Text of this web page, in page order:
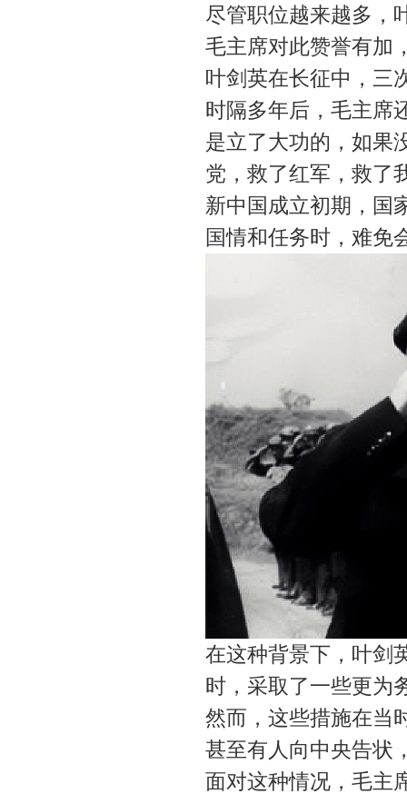
尽管职位越来越多，
毛主席对此赞誉有加
叶剑英在长征中，三
时隔多年后，毛主席
是立了大功的，如果
党，救了红军，救了
新中国成立初期，国
国情和任务时，难免
在这种背景下，叶剑
时，采取了一些更为
然而，这些措施在当
甚至有人向中央告状
面对这种情况，毛主